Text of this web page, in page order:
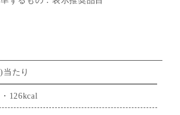
当たり
126kcal